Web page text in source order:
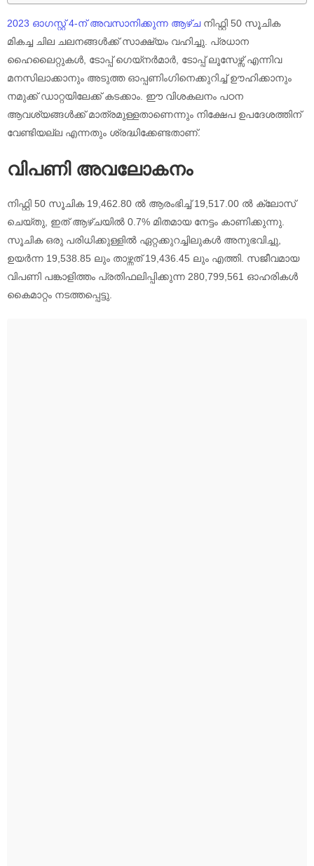
2023 ഓഗസ്റ്റ് 4-ന് അവസാനിക്കുന്ന ആഴ്ച നിഫ്റ്റി 50 സൂചിക
മികച്ച ചില ചലനങ്ങൾക്ക് സാക്ഷ്യം വഹിച്ചു. പ്രധാന
ഹൈലൈറ്റുകൾ, ടോപ്പ് ഗെയ്നർമാർ, ടോപ്പ് ലൂസേഴ്സ് എന്നിവ
മനസിലാക്കാനും അടുത്ത ഓപ്പണിംഗിനെക്കുറിച്ച് ഊഹിക്കാനും
നമുക്ക് ഡാറ്റയിലേക്ക് കടക്കാം. ഈ വിശകലനം പഠന
ആവശ്യങ്ങൾക്ക് മാത്രമുള്ളതാണെന്നും നിക്ഷേപ ഉപദേശത്തിന്
വേണ്ടിയല്ല എന്നതും ശ്രദ്ധിക്കേണ്ടതാണ്.
വിപണി അവലോകനം
നിഫ്റ്റി 50 സൂചിക 19,462.80 ൽ ആരംഭിച്ച് 19,517.00 ൽ ക്ലോസ്
ചെയ്തു, ഇത് ആഴ്ചയിൽ 0.7% മിതമായ നേട്ടം കാണിക്കുന്നു.
സൂചിക ഒരു പരിധിക്കുള്ളിൽ ഏറ്റക്കുറച്ചിലുകൾ അനുഭവിച്ചു,
ഉയർന്ന 19,538.85 ലും താഴ്ന്നത് 19,436.45 ലും എത്തി. സജീവമായ
വിപണി പങ്കാളിത്തം പ്രതിഫലിപ്പിക്കുന്ന 280,799,561 ഓഹരികൾ
കൈമാറ്റം നടത്തപ്പെട്ടു.